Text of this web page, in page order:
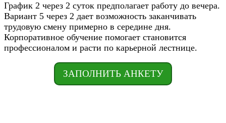
График 2 через 2 суток предполагает работу до вечера.
Вариант 5 через 2 дает возможность заканчивать
трудовую смену примерно в середине дня.
Корпоративное обучение помогает становится
профессионалом и расти по карьерной лестнице.
ЗАПОЛНИТЬ АНКЕТУ